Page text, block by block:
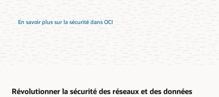
En savoir plus sur la sécurité dans OCI
Révolutionner la sécurité des réseaux et des données